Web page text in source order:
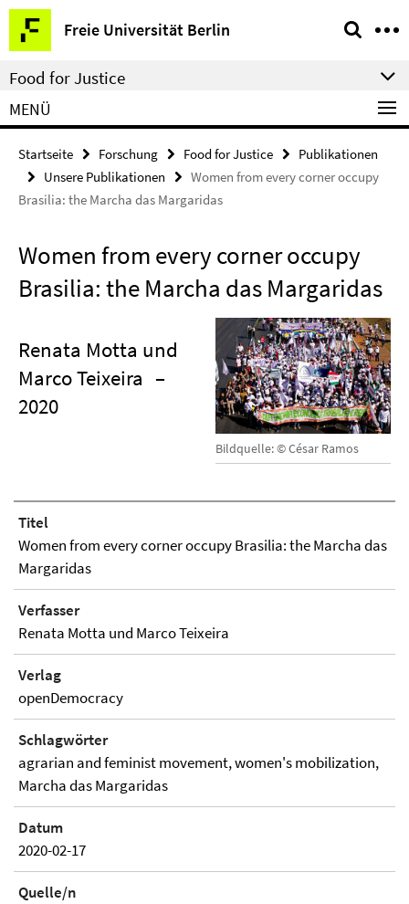
Springe
direkt
zu
Inhalt
Freie Universität Berlin
Service-
Navigation
Food for Justice
MENÜ
Startseite Forschung Food for Justice
Publikationen
Unsere Publikationen
Women from every corner occupy
Brasilia: the Marcha das Margaridas
Women from every corner occupy
Brasilia: the Marcha das Margaridas
Bildquelle: © César Ramos
Renata Motta und
Marco Teixeira –
2020
Titel
Women from every corner occupy Brasilia: the Marcha das
Margaridas
Verfasser
Renata Motta und Marco Teixeira
Verlag
openDemocracy
Schlagwörter
agrarian and feminist movement, women's mobilization,
Marcha das Margaridas
Datum
2020-02-17
Quelle/n